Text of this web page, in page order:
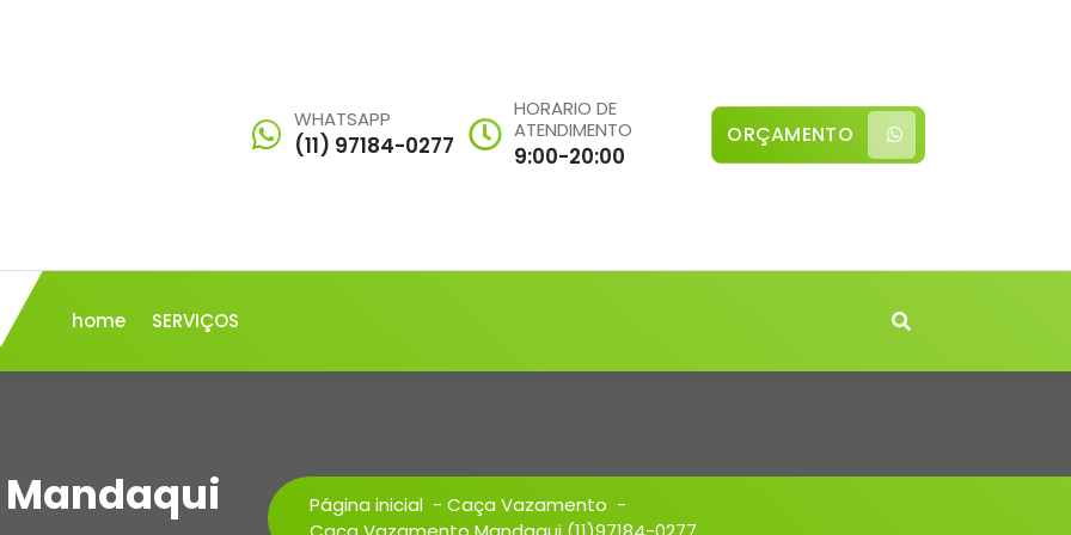
WHATSAPP
(11) 97184-0277
HORARIO DE
ATENDIMENTO
9:00-20:00
ORÇAMENTO
home SERVIÇOS
Página inicial - Caça Vazamento -